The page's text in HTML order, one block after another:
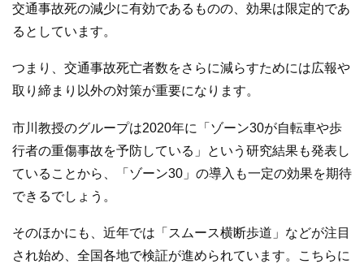
交通事故死の減少に有効であるものの、効果は限定的であ
るとしています。
つまり、交通事故死亡者数をさらに減らすためには広報や
取り締まり以外の対策が重要になります。
市川教授のグループは2020年に「ゾーン30が自転車や歩
行者の重傷事故を予防している」という研究結果も発表し
ていることから、「ゾーン30」の導入も一定の効果を期待
できるでしょう。
そのほかにも、近年では「スムース横断歩道」などが注目
され始め、全国各地で検証が進められています。こちらに